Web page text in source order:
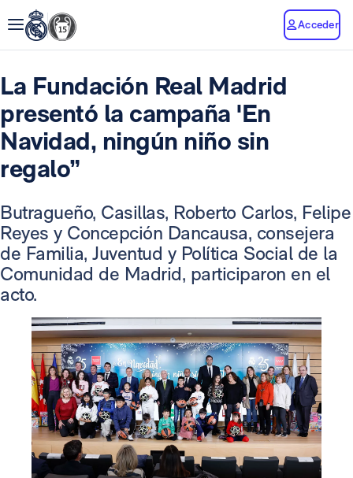
Acceder
La Fundación Real Madrid
presentó la campaña 'En
Navidad, ningún niño sin
regalo”
Butragueño, Casillas, Roberto Carlos, Felipe
Reyes y Concepción Dancausa, consejera
de Familia, Juventud y Política Social de la
Comunidad de Madrid, participaron en el
acto.